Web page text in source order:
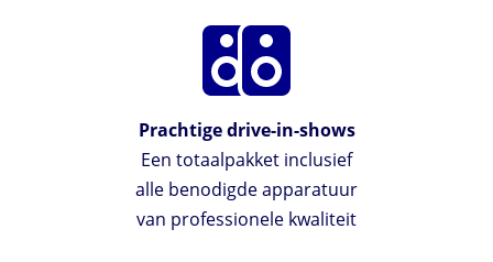
Prachtige drive-in-shows
Een totaalpakket inclusief
alle benodigde apparatuur
van professionele kwaliteit